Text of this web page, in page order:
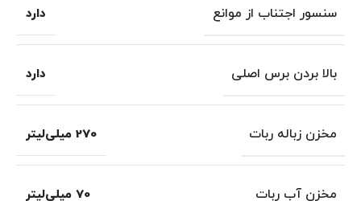
سنسور اجتناب از موانع دارد
بالا بردن برس اصلی دارد
مخزن زباله ربات 270 میلی‌لیتر
مخزن آب ربات 70 میلی‌لیتر